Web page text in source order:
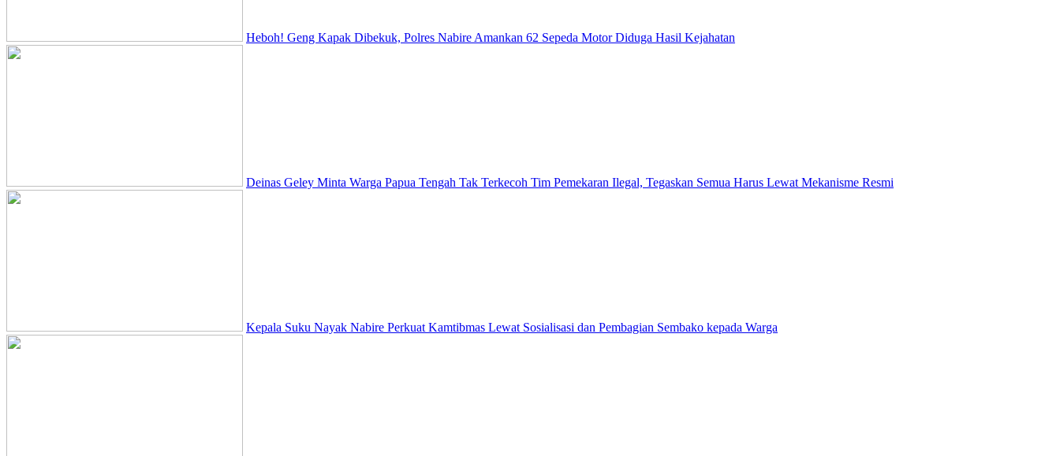
Heboh! Geng Kapak Dibekuk, Polres Nabire Amankan 62 Sepeda Motor Diduga Hasil Kejahatan
Deinas Geley Minta Warga Papua Tengah Tak Terkecoh Tim Pemekaran Ilegal, Tegaskan Semua Harus Lewat Mekanisme Resmi
Kepala Suku Nayak Nabire Perkuat Kamtibmas Lewat Sosialisasi dan Pembagian Sembako kepada Warga